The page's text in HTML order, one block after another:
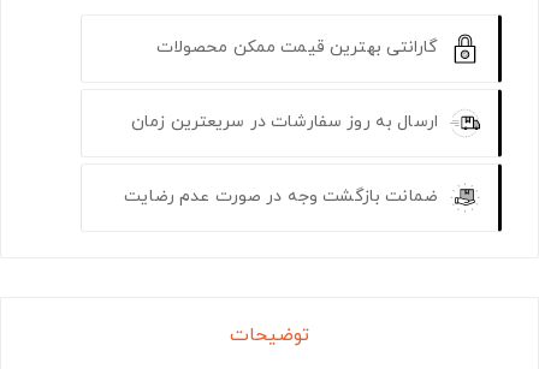
گارانتی بهترین قیمت ممکن محصولات
ارسال به روز سفارشات در سریعترین زمان
ضمانت بازگشت وجه در صورت عدم رضایت
توضیحات